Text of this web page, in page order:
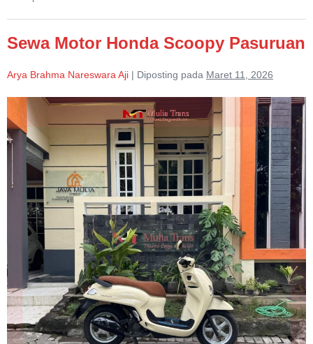
Sewa Motor Honda Scoopy Pasuruan
Arya Brahma Nareswara Aji | Diposting pada Maret 11, 2026
Sewa
Motor
Honda
Scoopy
Pasuruan